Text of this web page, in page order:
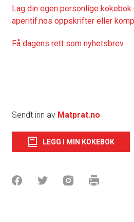
Lag din egen personlige
aperitif.nos oppskrifter eller
Få dagens rett som nyhetsbrev
Sendt inn av Matprat.no
LEGG I MIN KOKEBOK